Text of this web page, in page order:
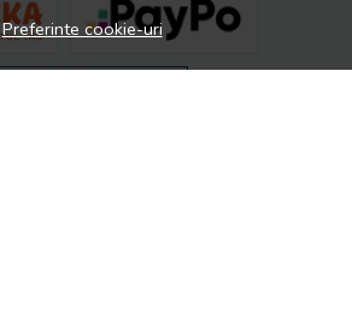
Preferinte cookie-uri